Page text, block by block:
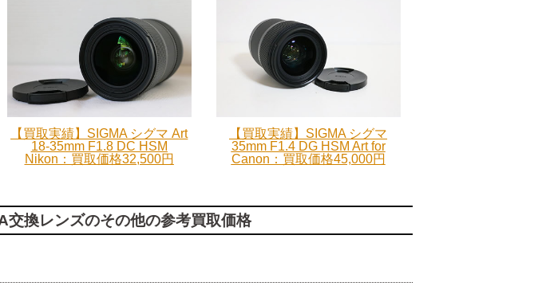
【買取実績】SIGMA シグマ Art
18-35mm F1.8 DC HSM
Nikon：買取価格32,500円
【買取実績】SIGMA シグマ
35mm F1.4 DG HSM Art for
Canon：買取価格45,000円
交換レンズのその他の参考買取価格